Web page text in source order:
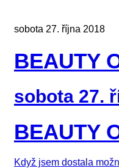
sobota 27. října 2018
BEAUTY
sobota 27.
BEAUTY
Když jsem dostala